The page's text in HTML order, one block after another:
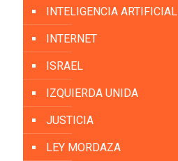
INTELIGENCIA ARTIFICIAL
INTERNET
ISRAEL
IZQUIERDA UNIDA
JUSTICIA
LEY MORDAZA